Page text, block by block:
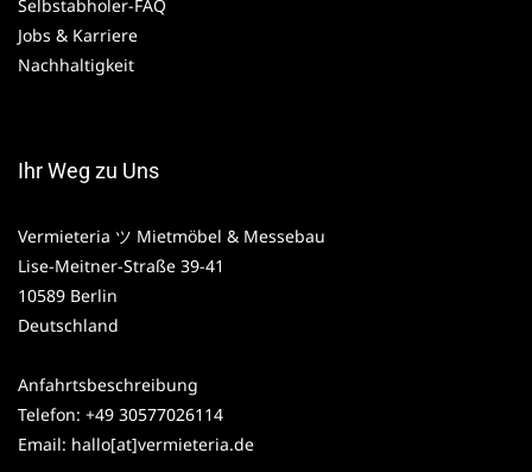
Selbstabholer-FAQ
Jobs & Karriere
Nachhaltigkeit
Ihr Weg zu Uns
Vermieteria ツ Mietmöbel & Messebau
Lise-Meitner-Straße 39-41
10589 Berlin
Deutschland
Anfahrtsbeschreibung
Telefon: +49 30577026114
Email: hallo[at]vermieteria.de